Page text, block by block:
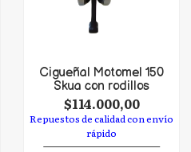
Cigueñal Motomel 150
Skua con rodillos
$114.000,00
Repuestos de calidad con envío
rápido